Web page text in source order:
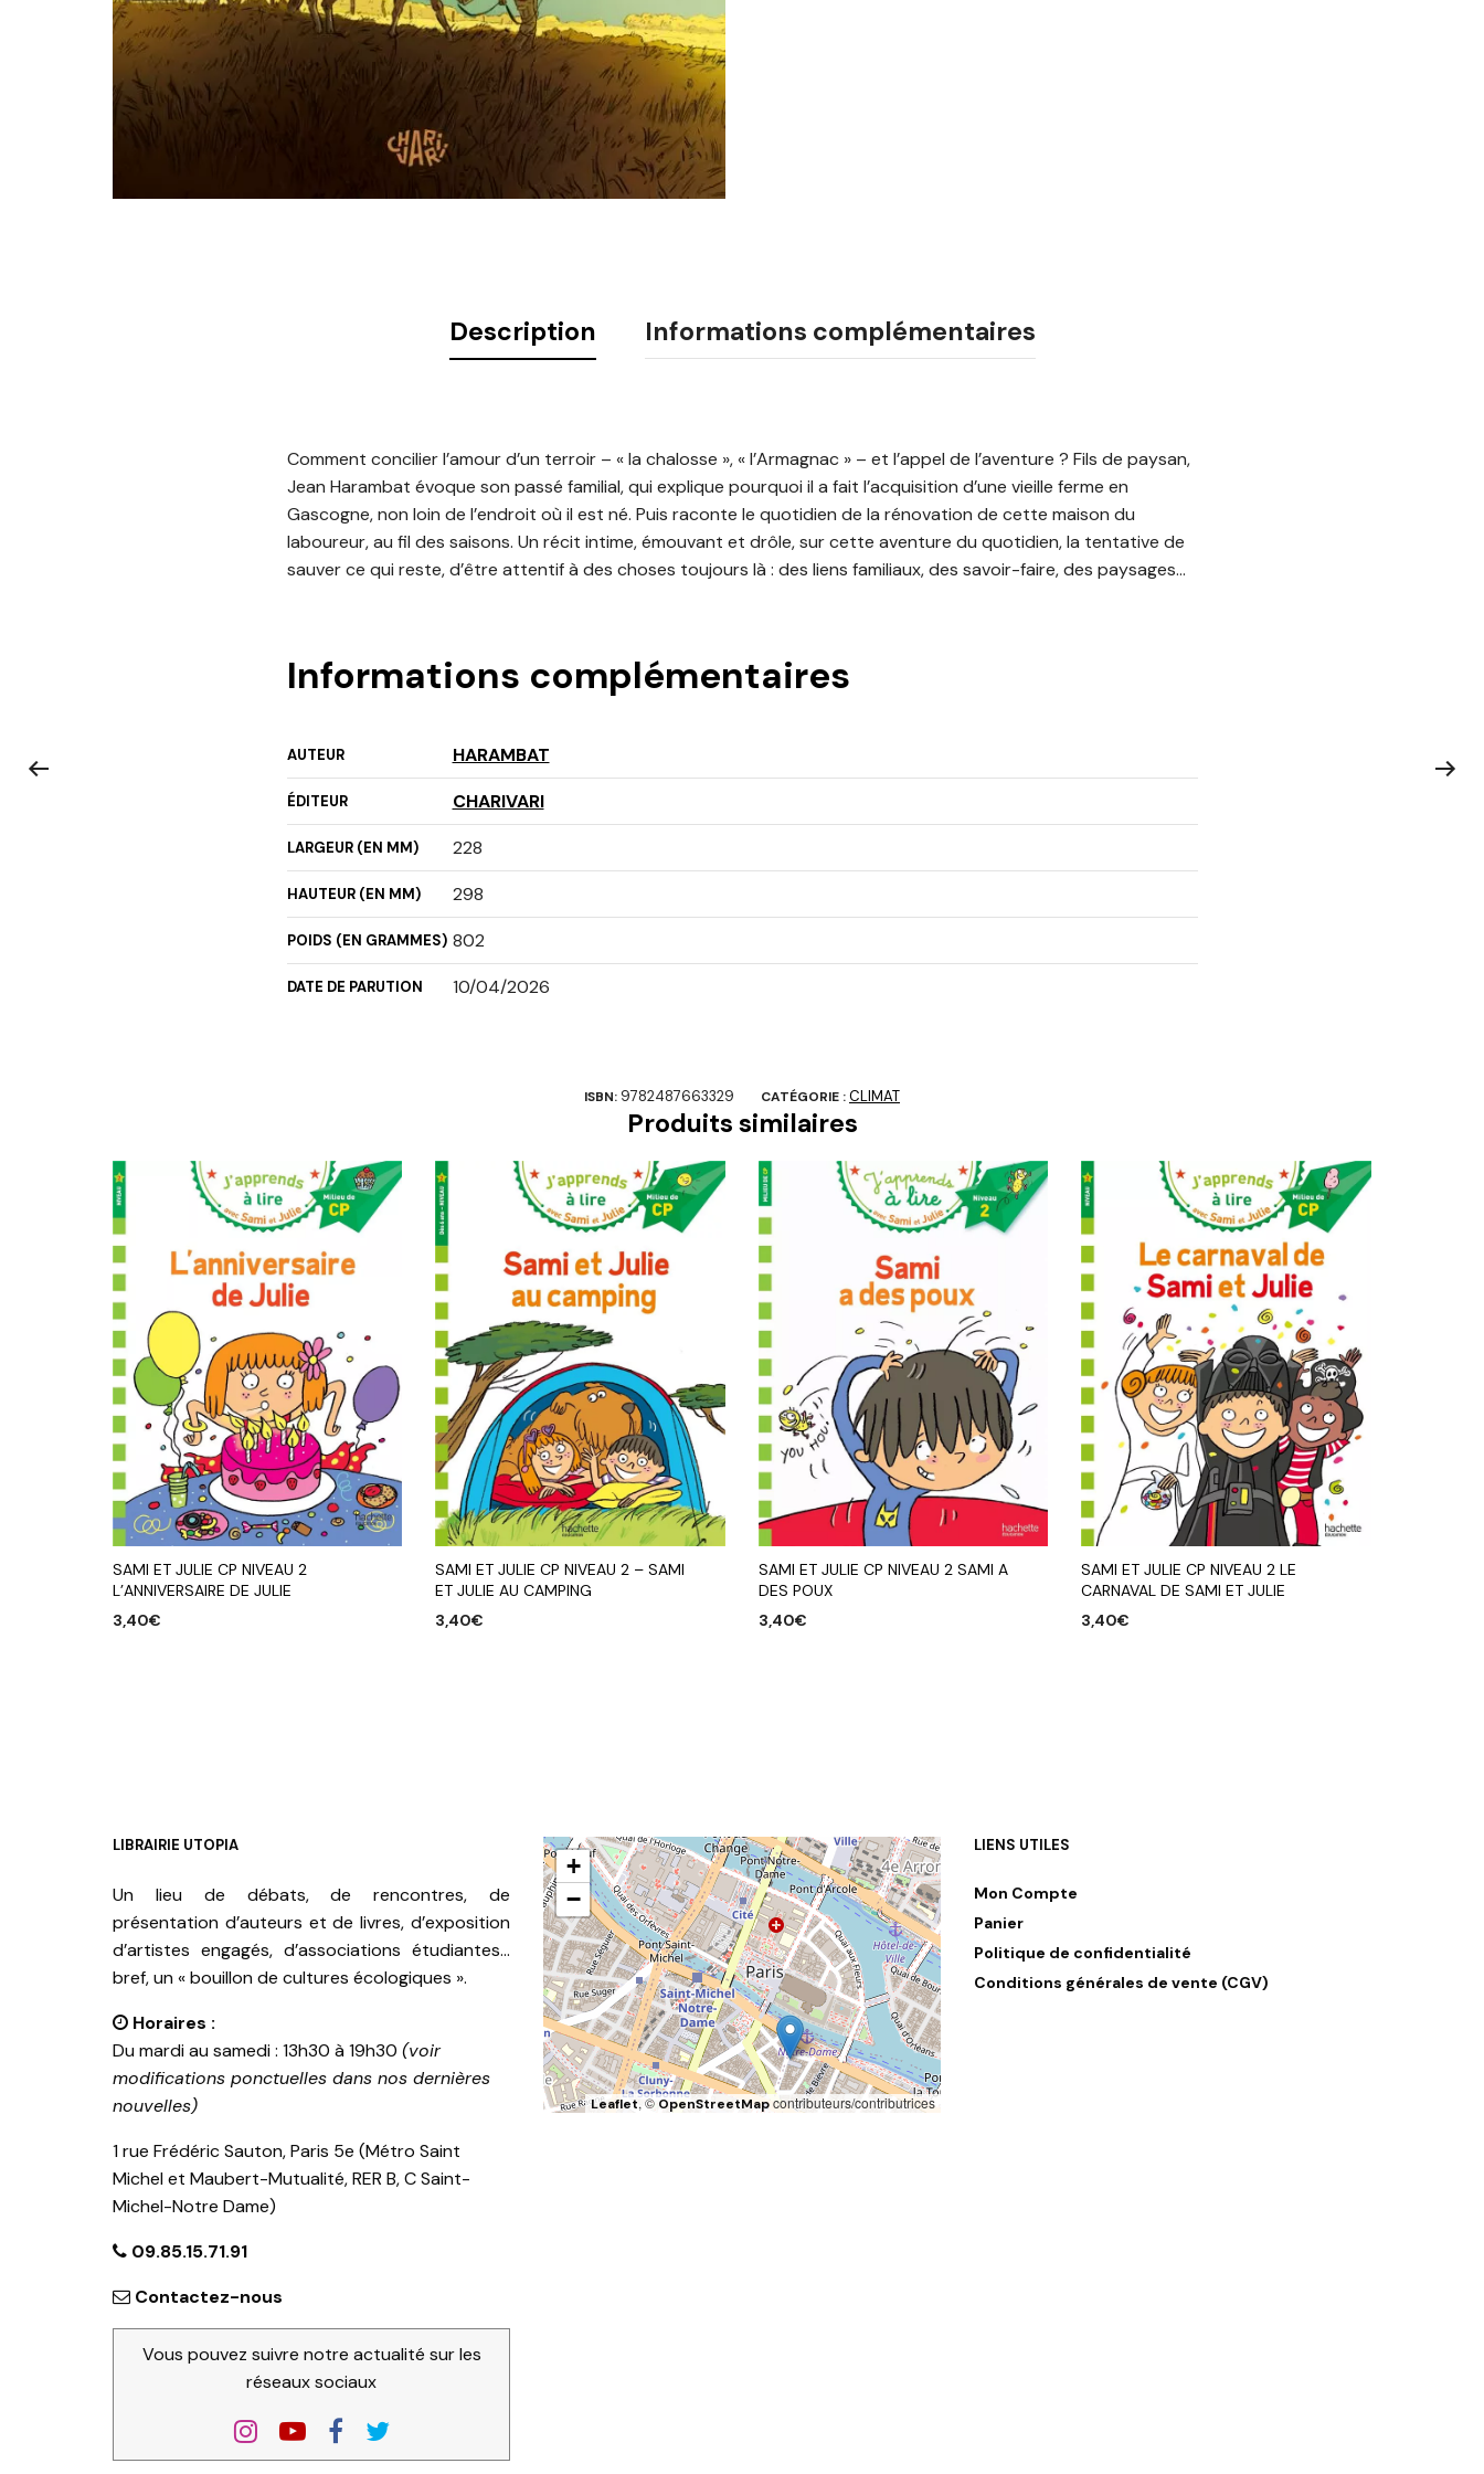
Description Informations complémentaires
Comment concilier l’amour d’un terroir – « la chalosse », « l’Armagnac » – et l’appel de l’aventure ? Fils de paysan,
Jean Harambat évoque son passé familial, qui explique pourquoi il a fait l’acquisition d’une vieille ferme en
Gascogne, non loin de l’endroit où il est né. Puis raconte le quotidien de la rénovation de cette maison du
laboureur, au fil des saisons. Un récit intime, émouvant et drôle, sur cette aventure du quotidien, la tentative de
sauver ce qui reste, d’être attentif à des choses toujours là : des liens familiaux, des savoir-faire, des paysages…
Informations complémentaires
AUTEUR HARAMBAT
ÉDITEUR CHARIVARI
LARGEUR (EN MM) 228
HAUTEUR (EN MM) 298
POIDS (EN GRAMMES) 802
DATE DE PARUTION 10/04/2026
ISBN: 9782487663329 CATÉGORIE :CLIMAT
Produits similaires
SAMI ET JULIE CP NIVEAU 2
L’ANNIVERSAIRE DE JULIE
3,40€
SAMI ET JULIE CP NIVEAU 2 – SAMI
ET JULIE AU CAMPING
3,40€
SAMI ET JULIE CP NIVEAU 2 SAMI A
DES POUX
3,40€
SAMI ET JULIE CP NIVEAU 2 LE
CARNAVAL DE SAMI ET JULIE
3,40€
LIBRAIRIE UTOPIA
Un lieu de débats, de rencontres, de
présentation d’auteurs et de livres, d’exposition
d’artistes engagés, d’associations étudiantes…
bref, un « bouillon de cultures écologiques ».
Horaires :
Du mardi au samedi : 13h30 à 19h30 (voir
modifications ponctuelles dans nos dernières
nouvelles)
1 rue Frédéric Sauton, Paris 5e (Métro Saint
Michel et Maubert-Mutualité, RER B, C Saint-
Michel-Notre Dame)
09.85.15.71.91
Contactez-nous
Vous pouvez suivre notre actualité sur les
réseaux sociaux
+
−
Leaflet, ©OpenStreetMapcontributeurs/contributrices
LIENS UTILES
Mon Compte
Panier
Politique de confidentialité
Conditions générales de vente (CGV)